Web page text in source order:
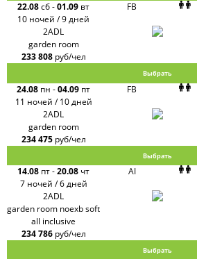
22.08сб-01.09 вт
10 ночей / 9 дней
FB
2ADL
garden room
233 808 руб/чел
Выбрать
24.08 пн -04.09 пт
11 ночей / 10 дней
FB
2ADL
garden room
234 475 руб/чел
Выбрать
14.08 пт-20.08 чт
7 ночей / 6 дней
AI
2ADL
garden room noexb soft
all inclusive
234 786 руб/чел
Выбрать